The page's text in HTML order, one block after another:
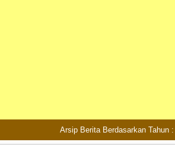
Arsip Berita Berdasarkan Tahun :